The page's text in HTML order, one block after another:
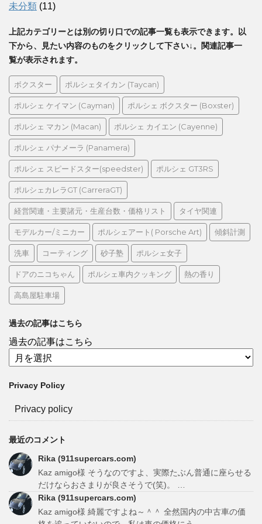
未分類 (11)
上記カテゴリーとは別の切り口での記事一覧も表示できます。以
下から、見たい内容のものをクリックして下さい↓。関連記事一
覧が表示されます。
ボクスター ポルシェタイカン (Taycan)
ポルシェ ケイマン (Cayman) ポルシェ ボクスター (Boxster)
ポルシェ マカン (Macan) ポルシェ カイエン (Cayenne)
ポルシェ パナメーラ (Panamera)
ポルシェ スピードスター(speedster) ポルシェ GT3RS
ポルシェカレラGT (CarreraGT)
経営関連・主要諸元・生産台数・価格リスト タイヤ関連
モデルカー/ミニカー ポルシェアート( Porsche Art) 傾斜計測
洗車 コーティング 砂子塾 ポルシェ女子
ドアのニコちゃん ポルシェ車内クッキング 熱の香り
高島屋駐車場
過去の記事はこちら
過去の記事はこちら
Privacy Policy
Privacy policy
最近のコメント
Rika (911supercars.com)
Kaz amigo様 そうなのですよ、実際たぶん普通に座らせる
だけならおさまりが良さそうで(笑)。 …
Rika (911supercars.com)
Kaz amigo様 綺麗ですよね～＾＾ 全然国内の中古車の価